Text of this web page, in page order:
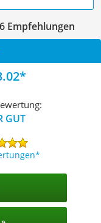
Empfehlungen
GUT